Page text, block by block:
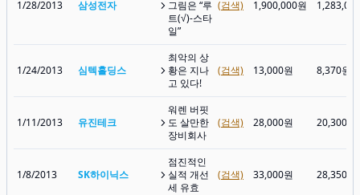
1/28/2013 삼성전자
그림은 “루
트(√)-스타
일”
(검색) 1,900,000원
1/24/2013 심텍홀딩스
최악의 상
황은 지나
고 있다!
(검색) 13,000원 8,370원
1/11/2013 유진테크
워렌 버핏
도 살만한
장비회사
(검색) 28,000원 20,300원
1/8/2013 SK하이닉스
점진적인
실적 개선
세 유효
(검색) 33,000원 28,350원